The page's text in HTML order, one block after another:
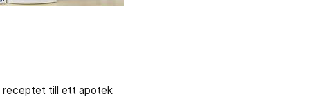
receptet till ett apotek